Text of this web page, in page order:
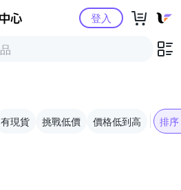
Yahoo購物中心登入
有現貨 挑戰低價 價格低到高 排序